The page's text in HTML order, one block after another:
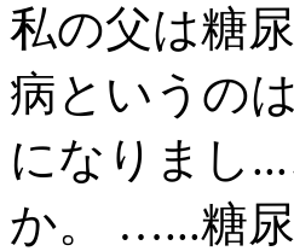
私の父は糖
病というの
になりまし
か。 …...糖